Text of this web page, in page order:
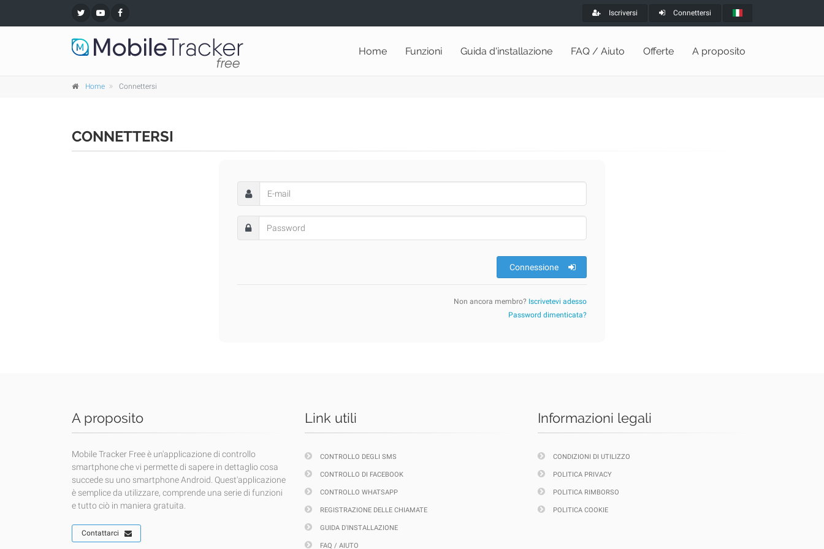
Iscriversi Connettersi
Home Funzioni Guida d'installazione FAQ / Aiuto Offerte A proposito
Home Connettersi
CONNETTERSI
Connessione
Non ancora membro? Iscrivetevi adesso
Password dimenticata?
A proposito
Mobile Tracker Free è un'applicazione di controllo
smartphone che vi permette di sapere in dettaglio cosa
succede su uno smartphone Android. Quest'applicazione
è semplice da utilizzare, comprende una serie di funzioni
e tutto ciò in maniera gratuita.
Contattarci
Link utili
CONTROLLO DEGLI SMS
CONTROLLO DI FACEBOOK
CONTROLLO WHATSAPP
REGISTRAZIONE DELLE CHIAMATE
GUIDA D'INSTALLAZIONE
FAQ / AIUTO
Informazioni legali
CONDIZIONI DI UTILIZZO
POLITICA PRIVACY
POLITICA RIMBORSO
POLITICA COOKIE